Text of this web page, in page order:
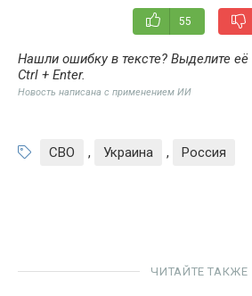
55
Нашли ошибку в тексте? Выделите
Ctrl + Enter.
Новость написана с применением ИИ
СВО , Украина , Россия
ЧИТАЙТЕ ТАКЖЕ